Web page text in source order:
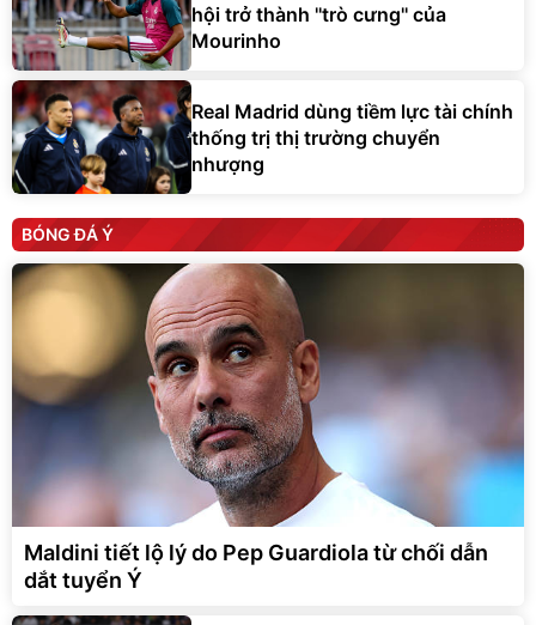
hội trở thành ''trò cưng'' của
Mourinho
Real Madrid dùng tiềm lực tài chính
thống trị thị trường chuyển
nhượng
BÓNG ĐÁ Ý
Maldini tiết lộ lý do Pep Guardiola từ chối dẫn
dắt tuyển Ý